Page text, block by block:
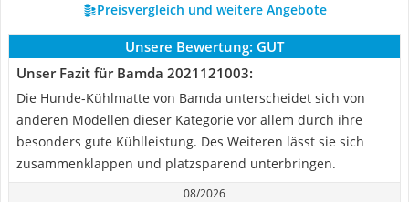
Preisvergleich und weitere Angebote
Unsere Bewertung: GUT
Unser Fazit für Bamda 2021121003:
Die Hunde-Kühlmatte von Bamda unterscheidet sich von
anderen Modellen dieser Kategorie vor allem durch ihre
besonders gute Kühlleistung. Des Weiteren lässt sie sich
zusammenklappen und platzsparend unterbringen.
08/2026